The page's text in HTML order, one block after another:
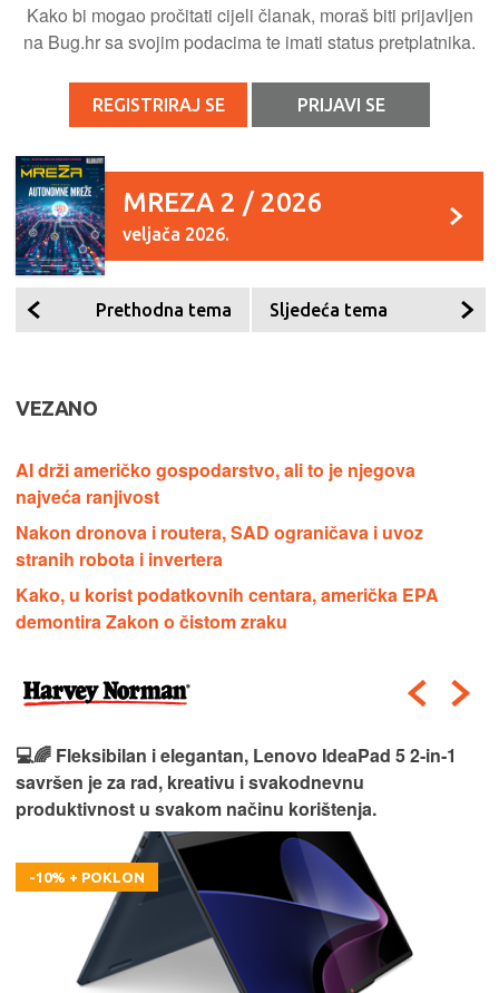
Kako bi mogao pročitati cijeli članak, moraš biti prijavljen
na Bug.hr sa svojim podacima te imati status pretplatnika.
REGISTRIRAJ SE PRIJAVI SE
MREZA 2 / 2026
veljača 2026.
Prethodna tema Sljedeća tema
VEZANO
AI drži američko gospodarstvo, ali to je njegova
najveća ranjivost
Nakon dronova i routera, SAD ograničava i uvoz
stranih robota i invertera
Kako, u korist podatkovnih centara, američka EPA
demontira Zakon o čistom zraku
💻🌈 Fleksibilan i elegantan, Lenovo IdeaPad 5 2‑in‑1
savršen je za rad, kreativu i svakodnevnu
produktivnost u svakom načinu korištenja.
-10% + POKLON